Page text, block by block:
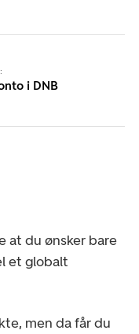
i DNB
at du ønsker bare
et globalt
men da får du